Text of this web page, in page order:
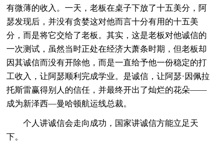
有微薄的收入。一天，老板在桌子下放了十五美分，阿
瑟发现后，并没有贪婪这对他而言十分有用的十五美
分，而是将它交给了老板。其实，这是老板对他诚信的
一次测试，虽然当时正处在经济大萧条时期，但老板却
因其诚信而没有开除他，而是一直给予他一份稳定的打
工收入，让阿瑟顺利完成学业。是诚信，让阿瑟·因佩拉
托斯雷赢得别人的信任，并最终开出了灿烂的花朵——
成为新泽西—曼哈顿航运线总裁。
个人讲诚信会走向成功，国家讲诚信方能立足天
下。